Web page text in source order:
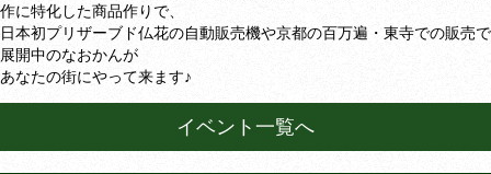
作に特化した商品作りで、
日本初プリザーブド仏花の自動販売機や京都の百万遍・東寺での販売で
展開中のなおかんが
あなたの街にやって来ます♪
イベント一覧へ